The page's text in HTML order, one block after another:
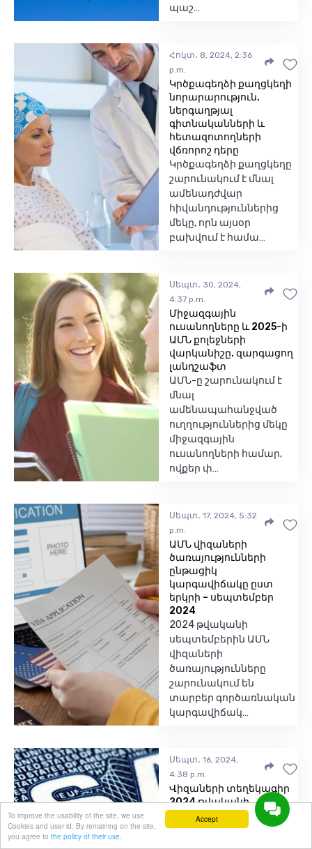
պաշ…
Հոկտ․ 8, 2024, 2:36
p.m.
Կրծքագեղձի քաղցկեղի
նորարարություն.
ներգաղթյալ
գիտնականների և
հետազոտողների
վճռորոշ դերը
Կրծքագեղձի քաղցկեղը
շարունակում է մնալ
ամենադժվար
հիվանդություններից
մեկը, որն այսօր
բախվում է համա…
Սեպտ․ 30, 2024,
4:37 p.m.
Միջազգային
ուսանողները և 2025-ի
ԱՄՆ քոլեջների
վարկանիշը. զարգացող
լանդշաֆտ
ԱՄՆ-ը շարունակում է
մնալ
ամենապահանջված
ուղղություններից մեկը
միջազգային
ուսանողների համար,
ովքեր փ…
Սեպտ․ 17, 2024, 5:32
p.m.
ԱՄՆ վիզաների
ծառայությունների
ընթացիկ
կարգավիճակը ըստ
երկրի – սեպտեմբեր
2024
2024 թվականի
սեպտեմբերին ԱՄՆ
վիզաների
ծառայությունները
շարունակում են
տարբեր գործառնական
կարգավիճակ…
Սեպտ․ 16, 2024,
4:38 p.m.
Վիզաների տեղեկագիր
2024 թվականի
հոկտեմբերի համար
ԱՄՆ
Accept
To improve the usability of the site, we use
Cookies and user id. By remaining on the site,
you agree to the policy of their use.